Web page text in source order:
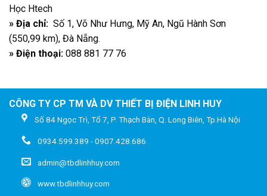
Học Htech
» Địa chỉ: Số 1, Võ Như Hưng, Mỹ An, Ngũ Hành Sơn
(550,99 km), Đà Nẵng.
» Điện thoại: 088 881 77 76
CÔNG TY CP TM VÀ DV THIẾT BỊ ĐIỆN LINH HUY
Số 84 Ngọc Trì, Tổ 7, P. Thạch Bàn, Q. Long Biên, Tp.Hà Nội
0934.599.389 - 0907.428.686
admin@tbdlinhhuy.com
www.tbdlinhhuy.com